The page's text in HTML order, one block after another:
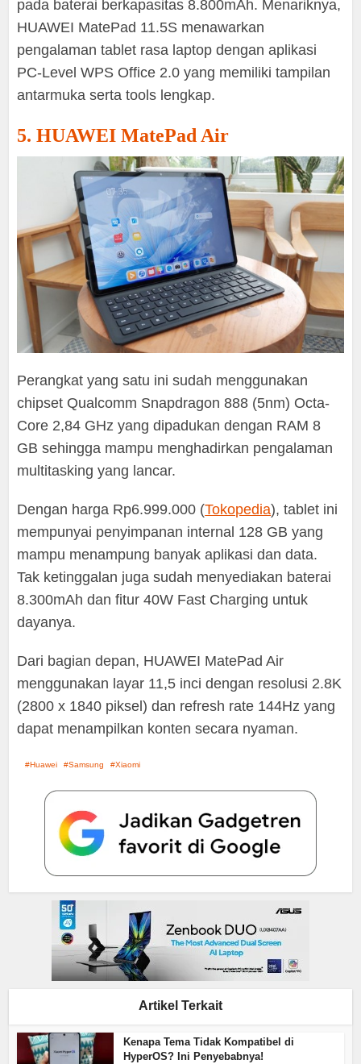
pada baterai berkapasitas 8.800mAh. Menariknya,
HUAWEI MatePad 11.5S menawarkan
pengalaman tablet rasa laptop dengan aplikasi
PC-Level WPS Office 2.0 yang memiliki tampilan
antarmuka serta tools lengkap.
5. HUAWEI MatePad Air
Perangkat yang satu ini sudah menggunakan
chipset Qualcomm Snapdragon 888 (5nm) Octa-
Core 2,84 GHz yang dipadukan dengan RAM 8
GB sehingga mampu menghadirkan pengalaman
multitasking yang lancar.
Dengan harga Rp6.999.000 (Tokopedia), tablet ini
mempunyai penyimpanan internal 128 GB yang
mampu menampung banyak aplikasi dan data.
Tak ketinggalan juga sudah menyediakan baterai
8.300mAh dan fitur 40W Fast Charging untuk
dayanya.
Dari bagian depan, HUAWEI MatePad Air
menggunakan layar 11,5 inci dengan resolusi 2.8K
(2800 x 1840 piksel) dan refresh rate 144Hz yang
dapat menampilkan konten secara nyaman.
Huawei Samsung Xiaomi
Artikel Terkait
Kenapa Tema Tidak Kompatibel di
HyperOS? Ini Penyebabnya!